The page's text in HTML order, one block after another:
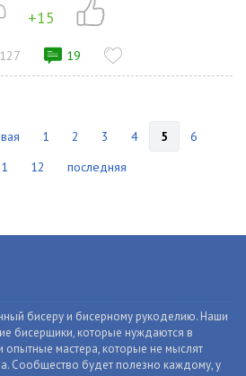
+15
19
1 2 3 4 5
6
12
последняя
бисеру и бисерному рукоделию. Наши
бисерщики, которые нуждаются в
мастера, которые не мыслят
Сообщество будет полезно каждому, у